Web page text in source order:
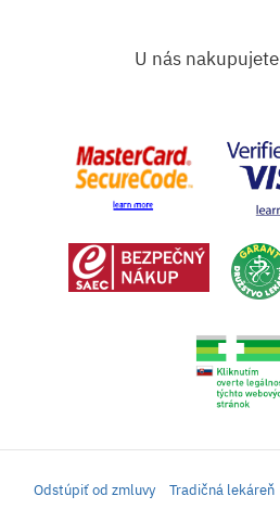
U nás nakupujete
Odstúpiť od zmluvy Tradičná lekáreň